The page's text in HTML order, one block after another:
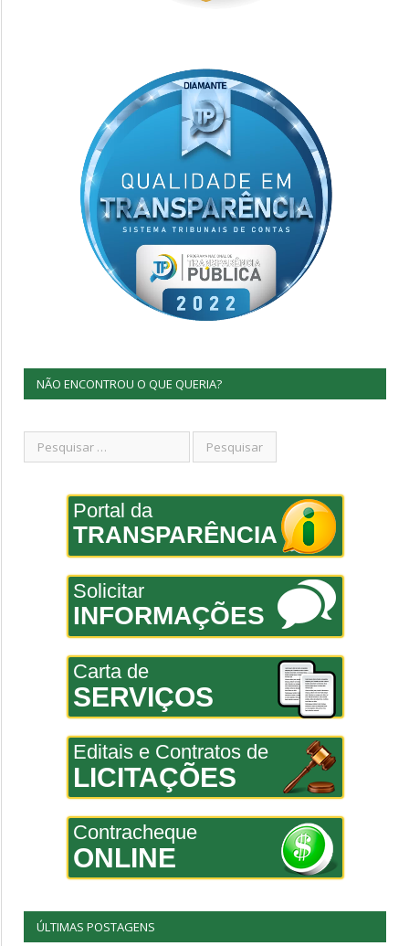
NÃO ENCONTROU O QUE QUERIA?
Portal da
TRANSPARÊNCIA
Solicitar
INFORMAÇÕES
Carta de
SERVIÇOS
Editais e Contratos de
LICITAÇÕES
Contracheque
ONLINE
ÚLTIMAS POSTAGENS